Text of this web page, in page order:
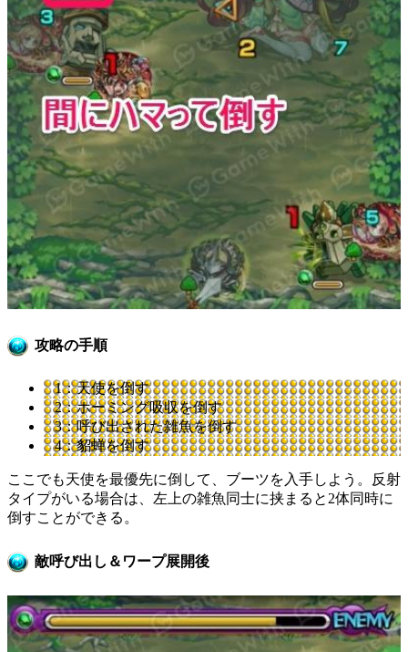
攻略の手順
1：天使を倒す
2：ホーミング吸収を倒す
3：呼び出された雑魚を倒す
4：貂蝉を倒す
ここでも天使を最優先に倒して、ブーツを入手しよう。反射
タイプがいる場合は、左上の雑魚同士に挟まると2体同時に
倒すことができる。
敵呼び出し＆ワープ展開後